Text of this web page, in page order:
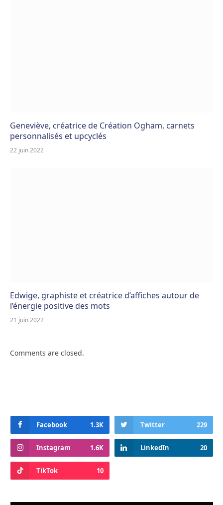
Geneviève, créatrice de Création Ogham, carnets
personnalisés et upcyclés
22 juin 2022
Edwige, graphiste et créatrice d’affiches autour de
l’énergie positive des mots
21 juin 2022
Comments are closed.
Facebook 1.3K Twitter 229
Instagram 1.6K LinkedIn 20
TikTok 10